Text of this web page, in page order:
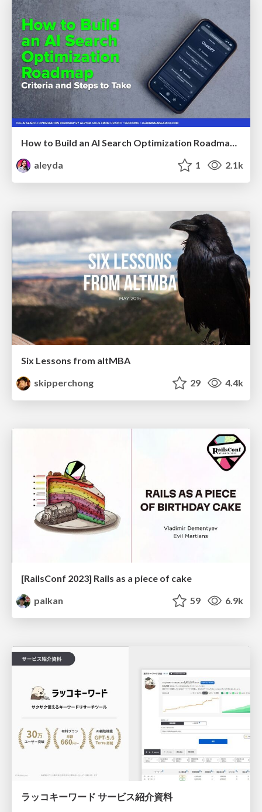
aleyda
1 2.1k
Six Lessons from altMBA
skipperchong
29 4.4k
[RailsConf 2023] Rails as a piece of cake
palkan
59 6.9k
ラッコキーワード サービス紹介資料